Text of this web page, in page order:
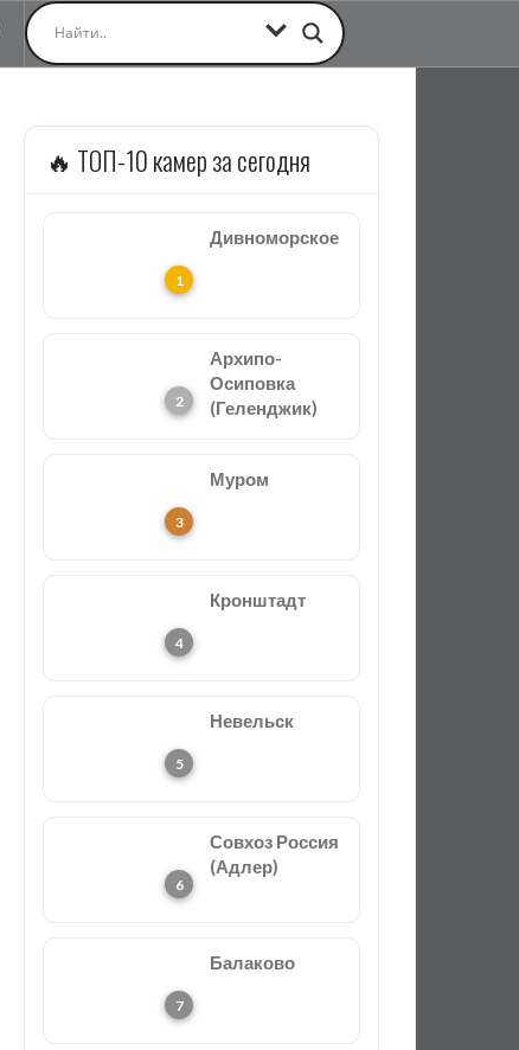
🔥 ТОП-10 камер за сегодня
Дивноморское
Архипо-
Осиповка
(Геленджик)
Муром
Кронштадт
Невельск
Совхоз Россия
(Адлер)
Балаково